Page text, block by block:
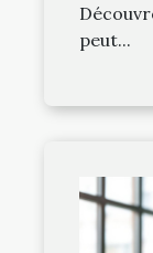
peut...